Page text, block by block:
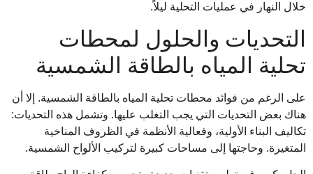
خلال النهار في عمليات التحلية ليلاً.
التحديات والحلول لمحطات
تحلية المياه بالطاقة الشمسية
على الرغم من فوائد محطات تحلية المياه بالطاقة الشمسية. إلا أن
هناك بعض التحديات التي يجب التغلب عليها. وتشمل هذه التحديات:
تكاليف البناء الأولية، وفعالية الأنظمة في الظروف المناخية
المتغيرة. وحاجتها إلى مساحات كبيرة لتركيب الألواح الشمسية.